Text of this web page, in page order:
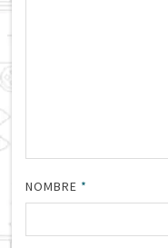
NOMBRE *